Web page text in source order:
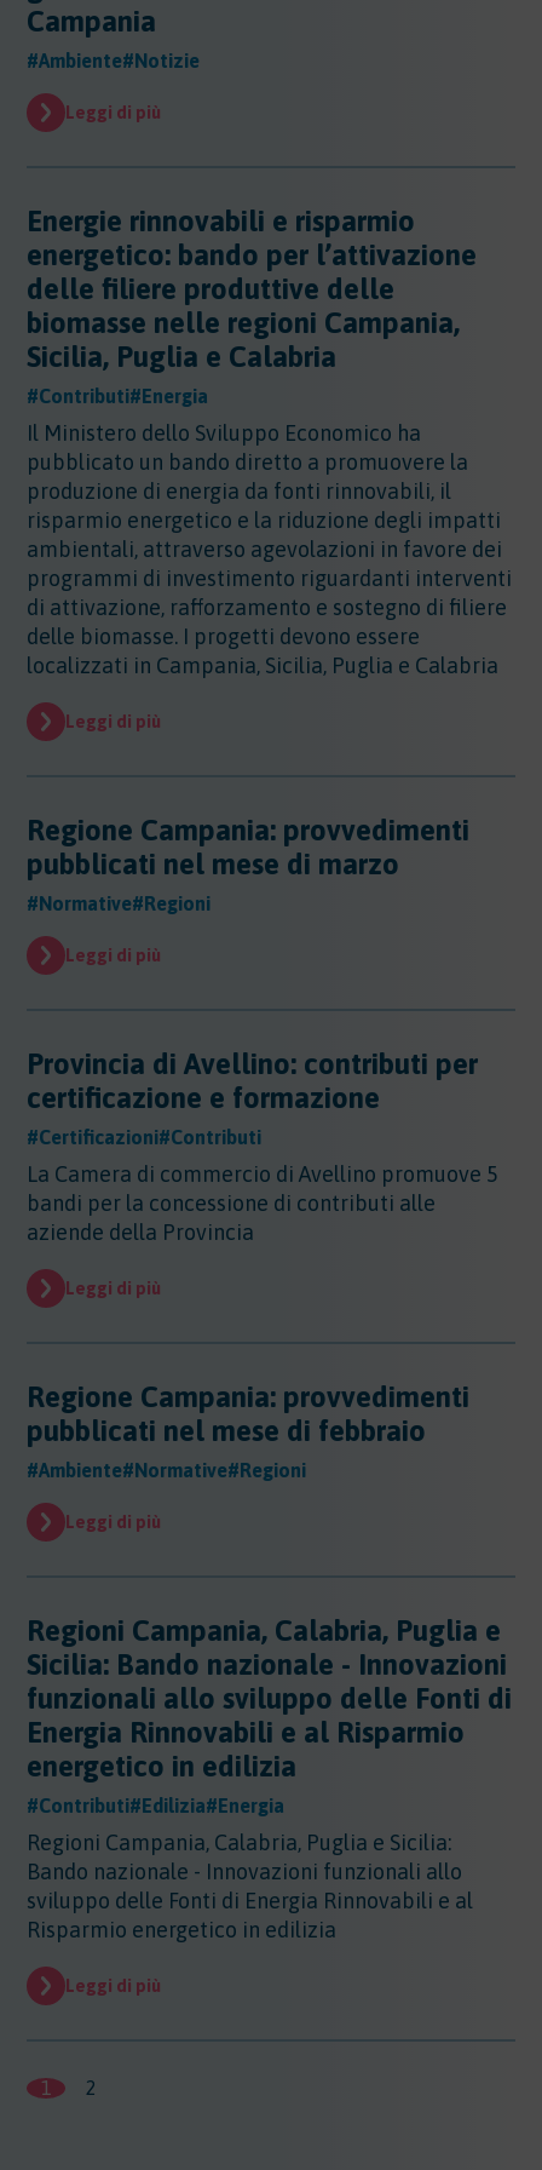
Regioni - Molise
Regioni - Piemonte
Regioni - Sardegna
Regioni - Umbria
Regioni - Valle DAosta
Regioni - Veneto
Sicurezza - Rischio cancerogeno/mutageno
Sicurezza - Stress Lavoro-Correlato
Sicurezza - Seveso
Sicurezza - Rumore
Sostanze - GHS/CLP/REACH
Trasporti
Campania
#Ambiente#Notizie
Leggi di più
Energie rinnovabili e risparmio
energetico: bando per l’attivazione
delle filiere produttive delle
biomasse nelle regioni Campania,
Sicilia, Puglia e Calabria
#Contributi#Energia
Il Ministero dello Sviluppo Economico ha
pubblicato un bando diretto a promuovere la
produzione di energia da fonti rinnovabili, il
risparmio energetico e la riduzione degli impatti
ambientali, attraverso agevolazioni in favore dei
programmi di investimento riguardanti interventi
di attivazione, rafforzamento e sostegno di filiere
delle biomasse. I progetti devono essere
localizzati in Campania, Sicilia, Puglia e Calabria
Leggi di più
Regione Campania: provvedimenti
pubblicati nel mese di marzo
#Normative#Regioni
Leggi di più
Provincia di Avellino: contributi per
certificazione e formazione
#Certificazioni#Contributi
La Camera di commercio di Avellino promuove 5
bandi per la concessione di contributi alle
aziende della Provincia
Leggi di più
Regione Campania: provvedimenti
pubblicati nel mese di febbraio
#Ambiente#Normative#Regioni
Leggi di più
Regioni Campania, Calabria, Puglia e
Sicilia: Bando nazionale - Innovazioni
funzionali allo sviluppo delle Fonti di
Energia Rinnovabili e al Risparmio
energetico in edilizia
#Contributi#Edilizia#Energia
Regioni Campania, Calabria, Puglia e Sicilia:
Bando nazionale - Innovazioni funzionali allo
sviluppo delle Fonti di Energia Rinnovabili e al
Risparmio energetico in edilizia
Leggi di più
1 2